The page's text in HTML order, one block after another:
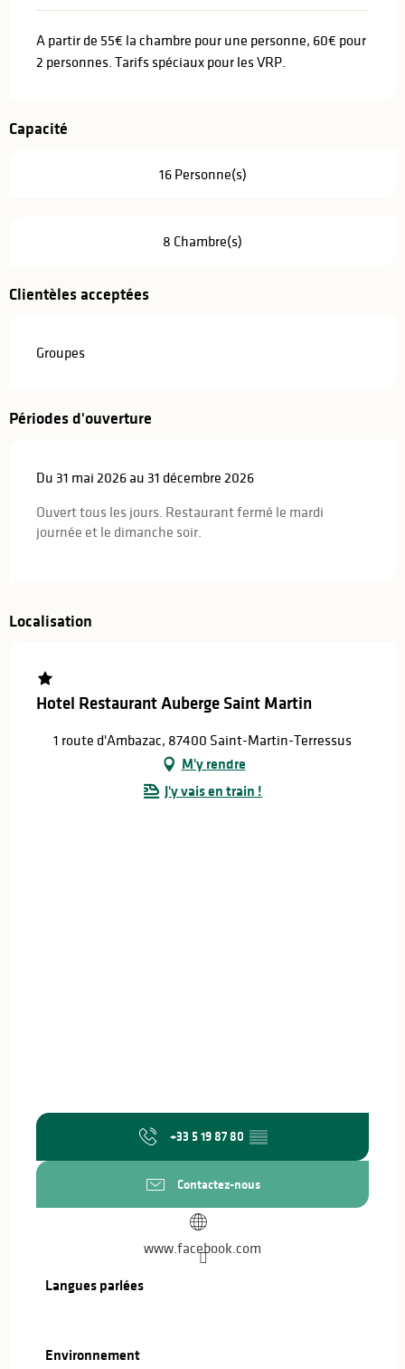
A partir de 55€ la chambre pour une personne, 60€ pour
2 personnes. Tarifs spéciaux pour les VRP.
Capacité
16 Personne(s)
8 Chambre(s)
Clientèles acceptées
Groupes
Périodes d'ouverture
Du 31 mai 2026 au 31 décembre 2026
Ouvert tous les jours. Restaurant fermé le mardi
journée et le dimanche soir.
Localisation
Hotel Restaurant Auberge Saint Martin
1 route d'Ambazac, 87400 Saint-Martin-Terressus
M'y rendre
J'y vais en train !
+33 5 19 87 80 ▒▒
Contactez-nous
www.facebook.com
Langues parlées
Langues parlées
Environnement
Environnement